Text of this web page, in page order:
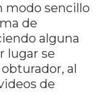
modo sencillo
de
alguna
lugar se
al
de